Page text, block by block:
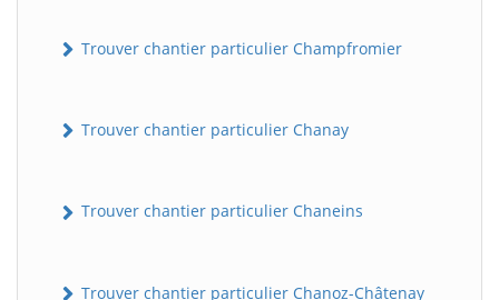
Trouver chantier particulier Champfromier
Trouver chantier particulier Chanay
Trouver chantier particulier Chaneins
Trouver chantier particulier Chanoz-Châtenay